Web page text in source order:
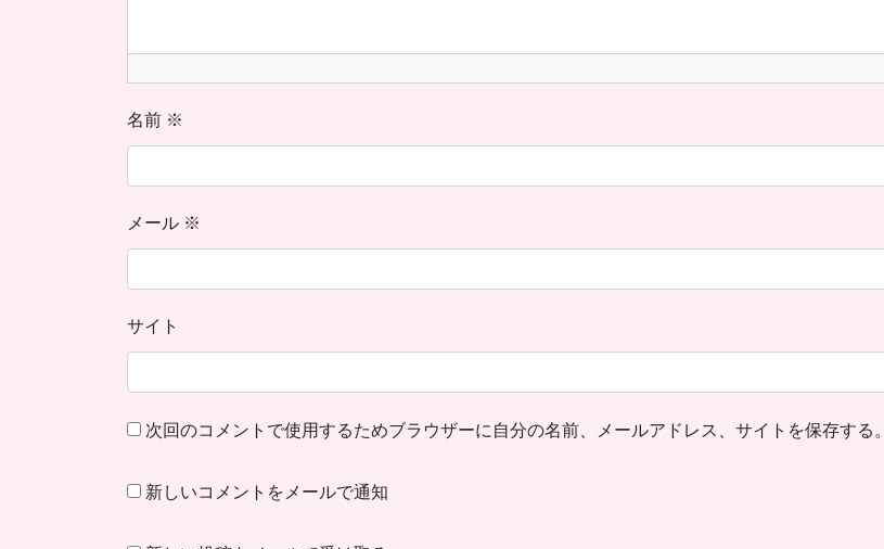
名前 ※
メール ※
サイト
次回のコメントで使用するためブラウザーに自分の名前、メールアドレス、サイトを保存する。
新しいコメントをメールで通知